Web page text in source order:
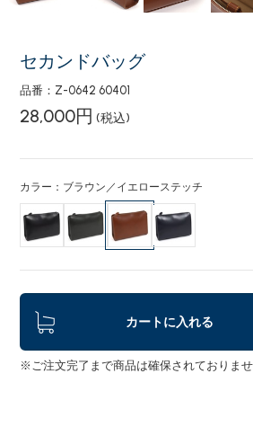
セカンドバッグ
品番：Z-0642 60401
28,000円 (税込)
カラー：ブラウン／イエローステッチ
カートに入れる
※ご注文完了まで商品は確保されておりませ